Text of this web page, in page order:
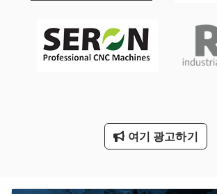
건조 기 사이
기타 액세서리
슈바벤 공작 Gmbh
여기 광고하기